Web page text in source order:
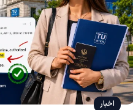
اخبار